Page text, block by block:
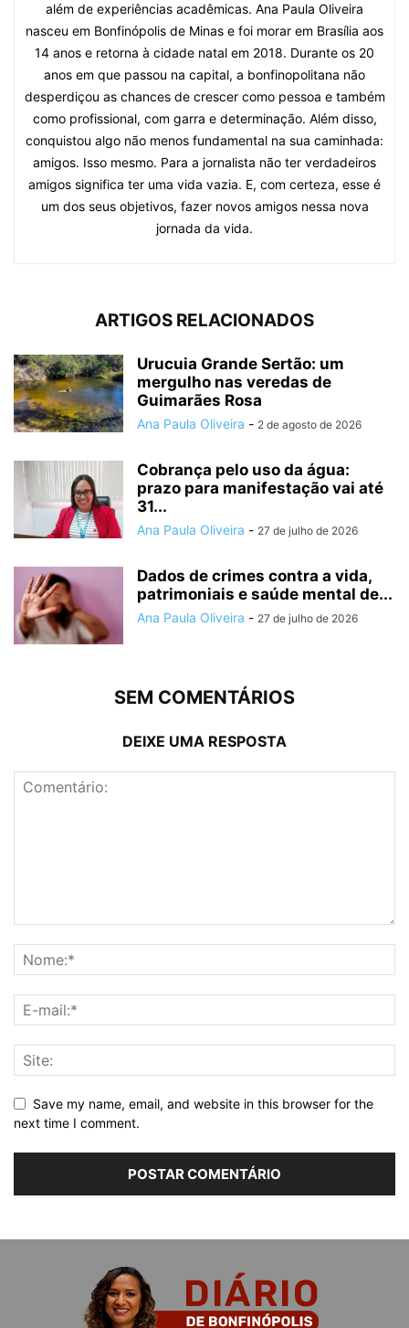
além de experiências acadêmicas. Ana Paula Oliveira
nasceu em Bonfinópolis de Minas e foi morar em Brasília aos
14 anos e retorna à cidade natal em 2018. Durante os 20
anos em que passou na capital, a bonfinopolitana não
desperdiçou as chances de crescer como pessoa e também
como profissional, com garra e determinação. Além disso,
conquistou algo não menos fundamental na sua caminhada:
amigos. Isso mesmo. Para a jornalista não ter verdadeiros
amigos significa ter uma vida vazia. E, com certeza, esse é
um dos seus objetivos, fazer novos amigos nessa nova
jornada da vida.
ARTIGOS RELACIONADOS
Urucuia Grande Sertão: um
mergulho nas veredas de
Guimarães Rosa
Ana Paula Oliveira - 2 de agosto de 2026
Cobrança pelo uso da água:
prazo para manifestação vai até
31...
Ana Paula Oliveira - 27 de julho de 2026
Dados de crimes contra a vida,
patrimoniais e saúde mental de...
Ana Paula Oliveira - 27 de julho de 2026
SEM COMENTÁRIOS
DEIXE UMA RESPOSTA
Save my name, email, and website in this browser for the
next time I comment.